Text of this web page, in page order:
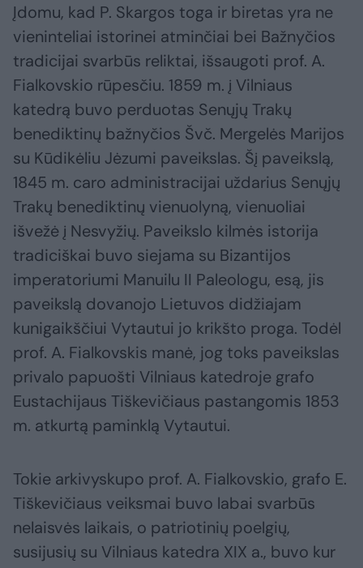
Įdomu, kad P. Skargos toga ir biretas yra ne
vieninteliai istorinei atminčiai bei Bažnyčios
tradicijai svarbūs reliktai, išsaugoti prof. A.
Fialkovskio rūpesčiu. 1859 m. į Vilniaus
katedrą buvo perduotas Senųjų Trakų
benediktinų bažnyčios Švč. Mergelės Marijos
su Kūdikėliu Jėzumi paveikslas. Šį paveikslą,
1845 m. caro administracijai uždarius Senųjų
Trakų benediktinų vienuolyną, vienuoliai
išvežė į Nesvyžių. Paveikslo kilmės istorija
tradiciškai buvo siejama su Bizantijos
imperatoriumi Manuilu II Paleologu, esą, jis
paveikslą dovanojo Lietuvos didžiajam
kunigaikščiui Vytautui jo krikšto proga. Todėl
prof. A. Fialkovskis manė, jog toks paveikslas
privalo papuošti Vilniaus katedroje grafo
Eustachijaus Tiškevičiaus pastangomis 1853
m. atkurtą paminklą Vytautui.
Tokie arkivyskupo prof. A. Fialkovskio, grafo E.
Tiškevičiaus veiksmai buvo labai svarbūs
nelaisvės laikais, o patriotinių poelgių,
susijusių su Vilniaus katedra XIX a., buvo kur